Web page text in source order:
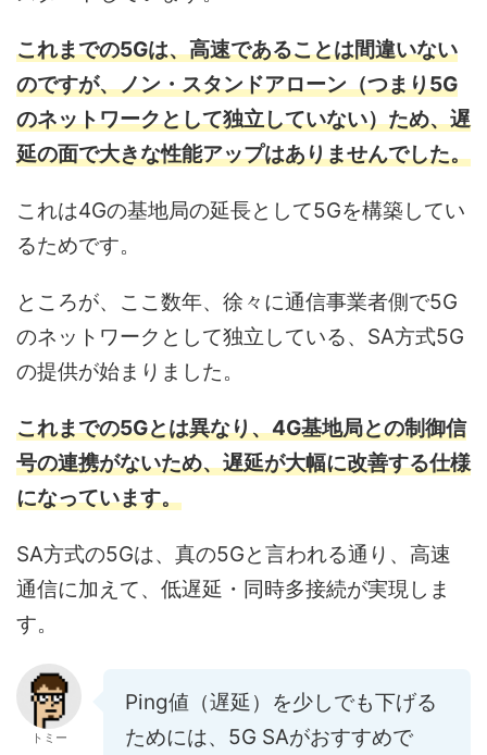
これまでの5Gは、高速であることは間違いない
のですが、ノン・スタンドアローン（つまり5G
のネットワークとして独立していない）ため、遅
延の面で大きな性能アップはありませんでした。
これは4Gの基地局の延長として5Gを構築してい
るためです。
ところが、ここ数年、徐々に通信事業者側で5G
のネットワークとして独立している、SA方式5G
の提供が始まりました。
これまでの5Gとは異なり、4G基地局との制御信
号の連携がないため、遅延が大幅に改善する仕様
になっています。
SA方式の5Gは、真の5Gと言われる通り、高速
通信に加えて、低遅延・同時多接続が実現しま
す。
トミー
Ping値（遅延）を少しでも下げる
ためには、5G SAがおすすめで